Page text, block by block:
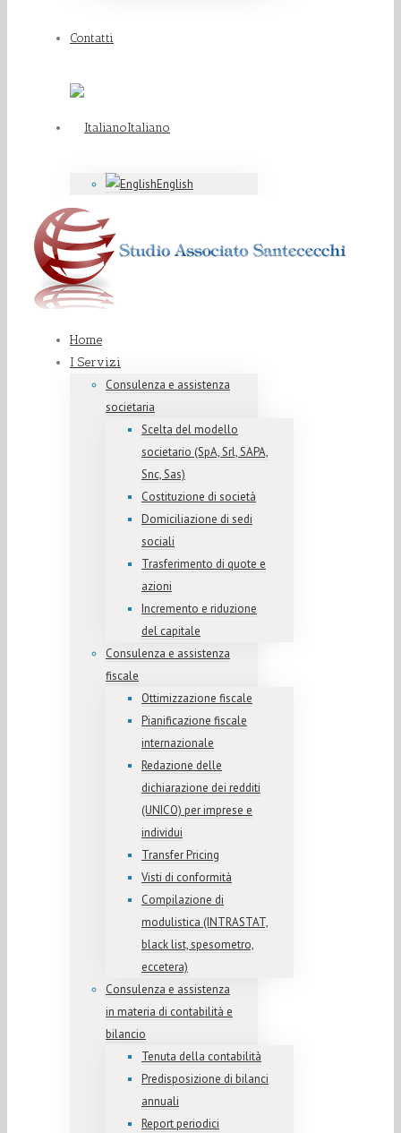
Contatti
Italiano
English
Home
I Servizi
Consulenza e assistenza
societaria
Scelta del modello
societario (SpA, Srl, SAPA,
Snc, Sas)
Costituzione di società
Domiciliazione di sedi
sociali
Trasferimento di quote e
azioni
Incremento e riduzione
del capitale
Consulenza e assistenza
fiscale
Ottimizzazione fiscale
Pianificazione fiscale
internazionale
Redazione delle
dichiarazione dei redditi
(UNICO) per imprese e
individui
Transfer Pricing
Visti di conformità
Compilazione di
modulistica (INTRASTAT,
black list, spesometro,
eccetera)
Consulenza e assistenza
in materia di contabilità e
bilancio
Tenuta della contabilità
Predisposizione di bilanci
annuali
Report periodici